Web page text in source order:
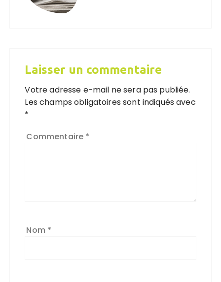
Laisser un commentaire
Votre adresse e-mail ne sera pas publiée.
Les champs obligatoires sont indiqués avec
*
Commentaire *
Nom *